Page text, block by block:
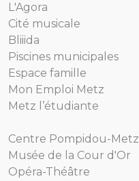
L'Agora
Cité musicale
Bliiida
Piscines municipales
Espace famille
Mon Emploi Metz
Metz l’étudiante
Centre Pompidou-Metz
Musée de la Cour d'Or
Opéra-Théâtre